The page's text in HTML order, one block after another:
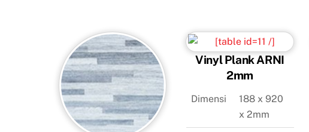
Vinyl Plank ARNI
2mm
Dimensi
188 x 920
x 2mm